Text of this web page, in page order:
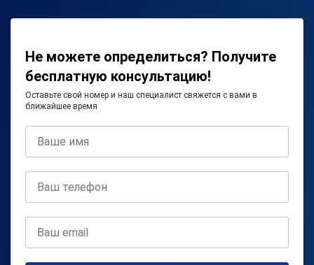
Не можете определиться? Получите
бесплатную консультацию!
Оставьте свой номер и наш специалист свяжется с вами в
ближайшее время